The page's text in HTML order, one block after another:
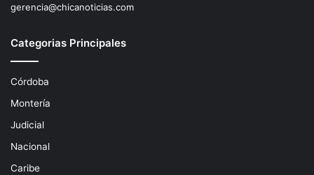
gerencia@chicanoticias.com
Categorias Principales
Córdoba
Montería
Judicial
Nacional
Caribe